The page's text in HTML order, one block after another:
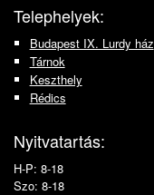
Telephelyek:
Budapest IX. Lurdy ház
Tárnok
Keszthely
Rédics
Nyitvatartás:
H-P: 8-18
Szo: 8-18